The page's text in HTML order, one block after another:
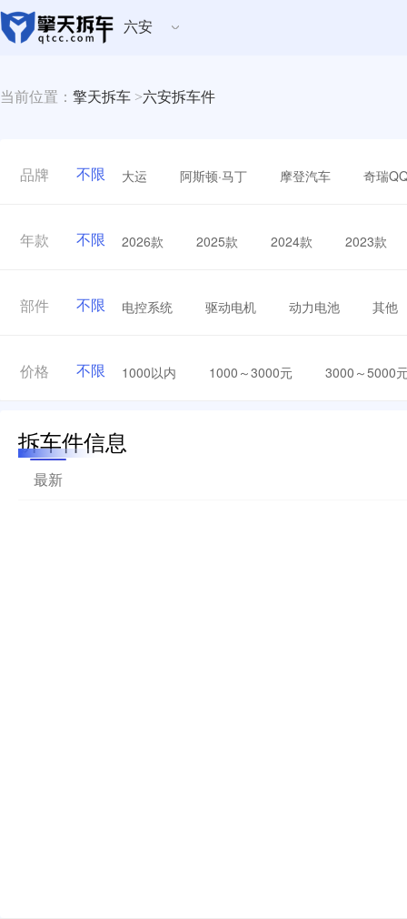
六安
当前位置： 擎天拆车 >六安拆车件
品牌 不限 大运 阿斯顿·马丁 摩登汽车 奇瑞
年款 不限 2026款 2025款 2024款 2023款
部件 不限 电控系统 驱动电机 动力电池 其他
价格 不限 1000以内 1000～3000元 3000～5000
拆车件信息
最新